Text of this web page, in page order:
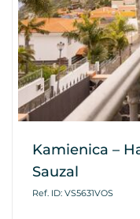
Kamienica –
Sauzal
Ref. ID: VS5631VOS